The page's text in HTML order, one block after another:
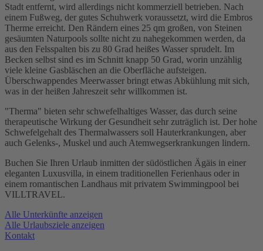
Stadt entfernt, wird allerdings nicht kommerziell betrieben. Nach
einem Fußweg, der gutes Schuhwerk voraussetzt, wird die Embros
Therme erreicht. Den Rändern eines 25 qm großen, von Steinen
gesäumten Naturpools sollte nicht zu nahegekommen werden, da
aus den Felsspalten bis zu 80 Grad heißes Wasser sprudelt. Im
Becken selbst sind es im Schnitt knapp 50 Grad, worin unzählig
viele kleine Gasbläschen an die Oberfläche aufsteigen.
Überschwappendes Meerwasser bringt etwas Abkühlung mit sich,
was in der heißen Jahreszeit sehr willkommen ist.
"Therma" bieten sehr schwefelhaltiges Wasser, das durch seine
therapeutische Wirkung der Gesundheit sehr zuträglich ist. Der hohe
Schwefelgehalt des Thermalwassers soll Hauterkrankungen, aber
auch Gelenks-, Muskel und auch Atemwegserkrankungen lindern.
Buchen Sie Ihren Urlaub inmitten der südöstlichen Ägäis in einer
eleganten Luxusvilla, in einem traditionellen Ferienhaus oder in
einem romantischen Landhaus mit privatem Swimmingpool bei
VILLTRAVEL.
Alle Unterkünfte anzeigen
Alle Urlaubsziele anzeigen
Kontakt